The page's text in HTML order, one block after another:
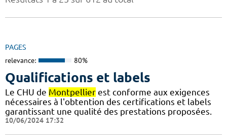
PAGES
relevance: 80%
Qualifications et labels
Le CHU de Montpellier est conforme aux exigences
nécessaires à l'obtention des certifications et labels
garantissant une qualité des prestations proposées.
10/06/2024 17:32